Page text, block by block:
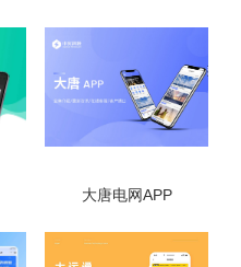
大唐电网APP